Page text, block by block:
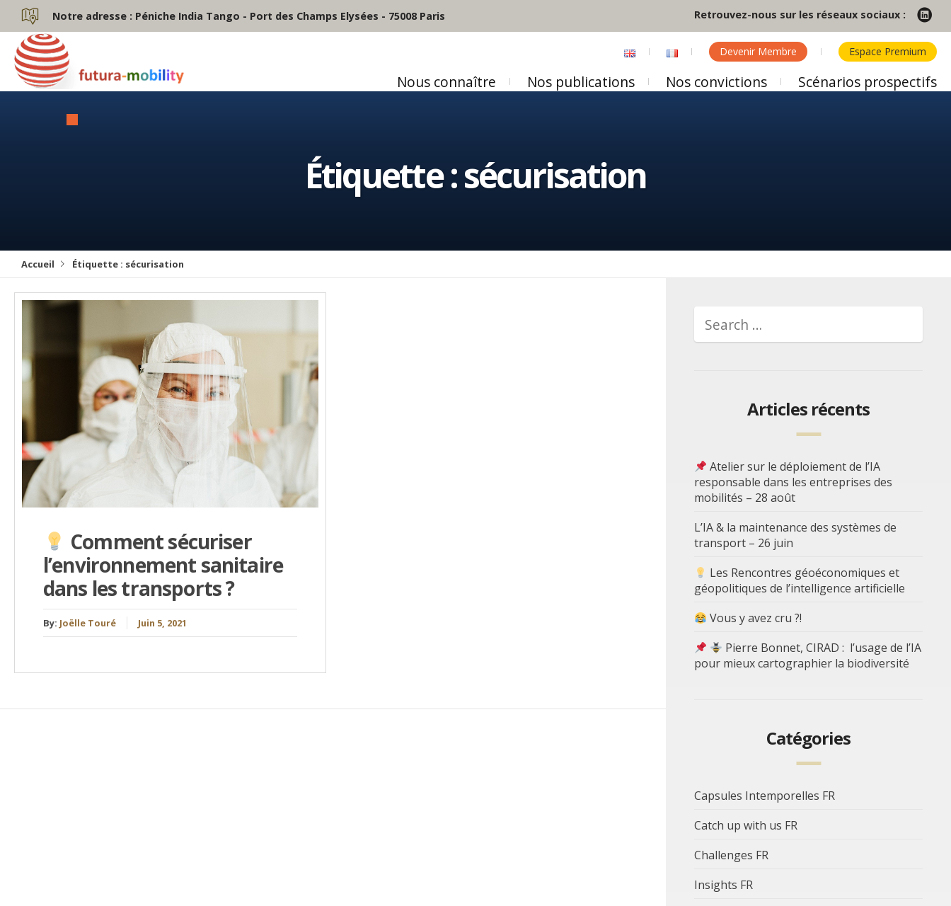
Notre adresse : Péniche India Tango - Port des Champs Elysées - 75008 Paris Retrouvez-nous sur les réseaux sociaux :
Devenir Membre Espace Premium
Nous connaître Nos publications Nos convictions Scénarios prospectifs
Étiquette :sécurisation
Accueil Étiquette : sécurisation
Comment sécuriser
l’environnement sanitaire
dans les transports ?
By: Joëlle Touré Juin 5, 2021
Articles récents
Atelier sur le déploiement de l’IA
responsable dans les entreprises des
mobilités – 28 août
L’IA & la maintenance des systèmes de
transport – 26 juin
Les Rencontres géoéconomiques et
géopolitiques de l’intelligence artificielle
Vous y avez cru ?!
Pierre Bonnet, CIRAD : l’usage de l’IA
pour mieux cartographier la biodiversité
Catégories
Capsules Intemporelles FR
Catch up with us FR
Challenges FR
Insights FR